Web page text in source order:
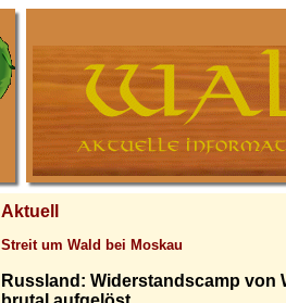
Aktuell
Streit um Wald bei Moskau
Russland: Widerstandscamp von